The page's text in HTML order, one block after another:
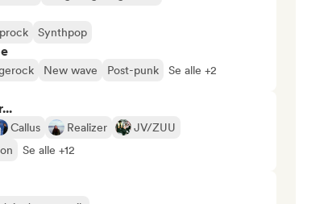
Synthpop
New wave Post-punk Se alle +2
Callus Realizer
JV/ZUU
Se alle +12